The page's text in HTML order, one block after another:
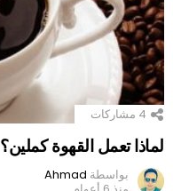
4 مشاركات
لماذا تعمل القهوة كملين؟
بواسطة Ahmad